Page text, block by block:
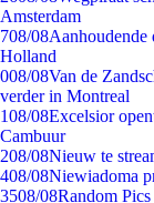
Amsterdam
708/08Aanhoudende
Holland
008/08Van de
verder in Montreal
108/08Excelsior
Cambuur
208/08Nieuw te
408/08Niewiadoma
3508/08Random